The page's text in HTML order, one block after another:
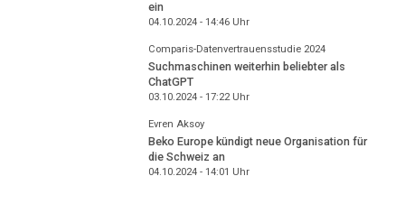
ein
04.10.2024 - 14:46Uhr
Comparis-Datenvertrauensstudie 2024
Suchmaschinen weiterhin beliebter als
ChatGPT
03.10.2024 - 17:22Uhr
Evren Aksoy
Beko Europe kündigt neue Organisation für
die Schweiz an
04.10.2024 - 14:01 Uhr